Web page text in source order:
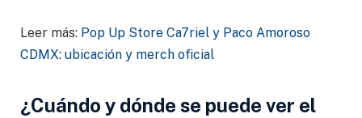
Leer más: Pop Up Store Ca7riel y Paco Amoroso
CDMX: ubicación y merch oficial
¿Cuándo y dónde se puede ver el